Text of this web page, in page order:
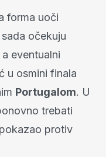
forma uoči
očekuju
a eventualni
u osmini finala
Portugalom. U
trebati
protiv